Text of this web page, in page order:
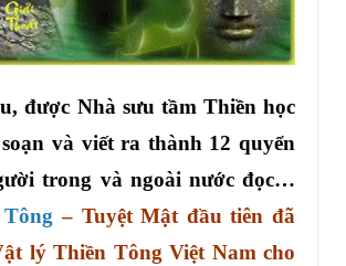
được Nhà sưu tầm Thiền học
và viết ra thành 12 quyển
trong và ngoài nước đọc…
– Tuyệt Mật đầu tiên đã
lý Thiền Tông Việt Nam cho